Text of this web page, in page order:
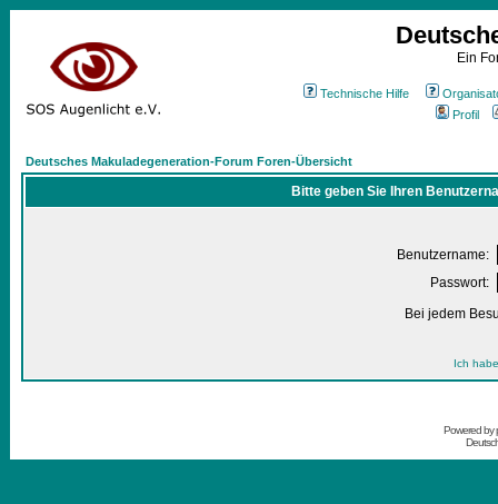
Ein
Technische Hilfe
Profil
Deutsches Makuladegeneration-Forum Foren-Übersicht
Bitte geben Sie Ihren
Benutzername:
Passwort:
Bei jedem
Ich
Powered by